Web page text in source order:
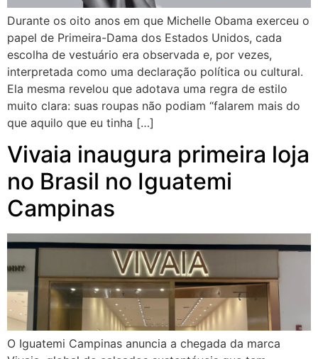
Durante os oito anos em que Michelle Obama exerceu o
papel de Primeira-Dama dos Estados Unidos, cada
escolha de vestuário era observada e, por vezes,
interpretada como uma declaração política ou cultural.
Ela mesma revelou que adotava uma regra de estilo
muito clara: suas roupas não podiam “falarem mais do
que aquilo que eu tinha […]
Vivaia inaugura primeira loja
no Brasil no Iguatemi
Campinas
O Iguatemi Campinas anuncia a chegada da marca